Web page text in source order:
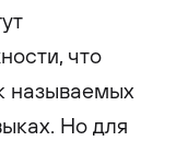
что
называемых
Но для